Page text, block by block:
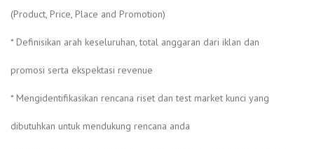
(Product, Price, Place and Promotion)
* Definisikan arah keseluruhan, total anggaran dari iklan dan
promosi serta ekspektasi revenue
* Mengidentifikasikan rencana riset dan test market kunci yang
dibutuhkan untuk mendukung rencana anda